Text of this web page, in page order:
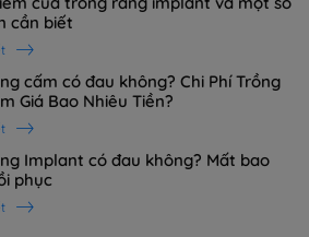
cần biết
cấm có đau không? Chi Phí Trồng
Giá Bao Nhiêu Tiền?
Implant có đau không? Mất bao
phục